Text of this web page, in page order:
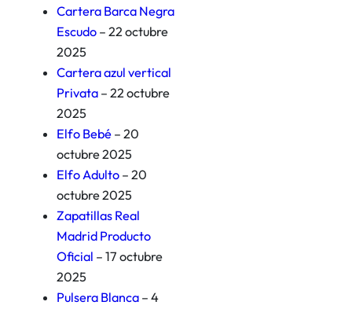
Cartera Barca Negra
Escudo – 22 octubre
2025
Cartera azul vertical
Privata – 22 octubre
2025
Elfo Bebé – 20
octubre 2025
Elfo Adulto – 20
octubre 2025
Zapatillas Real
Madrid Producto
Oficial – 17 octubre
2025
Pulsera Blanca – 4